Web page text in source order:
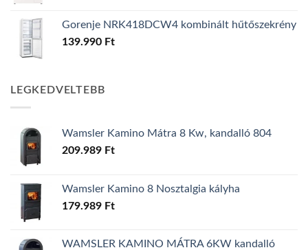
Gorenje NRK418DCW4 kombinált hűtőszekrény
139.990 Ft
LEGKEDVELTEBB
Wamsler Kamino Mátra 8 Kw, kandalló 804
209.989 Ft
Wamsler Kamino 8 Nosztalgia kályha
179.989 Ft
WAMSLER KAMINO MÁTRA 6KW kandalló